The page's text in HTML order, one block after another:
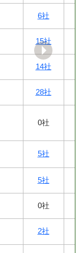
6社
15社
14社
28社
0社
5社
5社
0社
2社